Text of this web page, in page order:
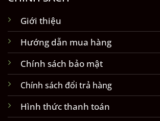
Giới thiệu
Hướng dẫn mua hàng
Chính sách bảo mật
Chính sách đổi trả hàng
Hình thức thanh toán